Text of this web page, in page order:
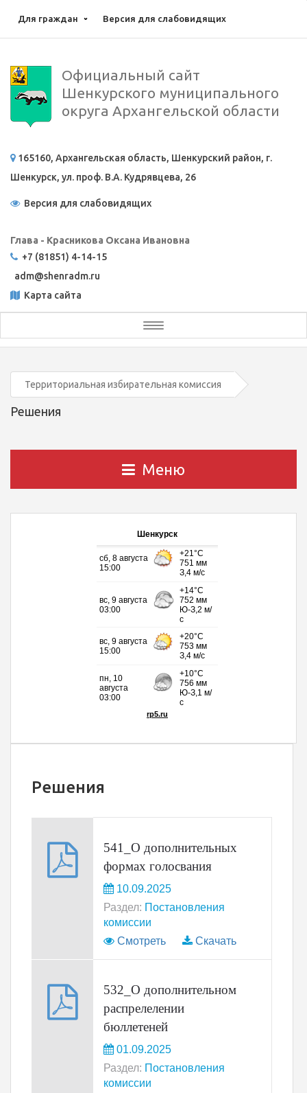
Для граждан Версия для слабовидящих
Официальный сайт
Шенкурского муниципального
округа Архангельской области
165160, Архангельская область, Шенкурский район, г.
Шенкурск, ул. проф. В.А. Кудрявцева, 26
Версия для слабовидящих
Глава - Красникова Оксана Ивановна
+7 (81851) 4-14-15
adm@shenradm.ru
Карта сайта
Toggle
navigation
Территориальная избирательная комиссия
Решения
Меню
Шенкурск
Решения
541_О дополнительных
формах голосвания
10.09.2025
Раздел: Постановления
комиссии
Смотреть
Скачать
532_О дополнительном
распрелелении
бюллетеней
01.09.2025
Раздел: Постановления
комиссии